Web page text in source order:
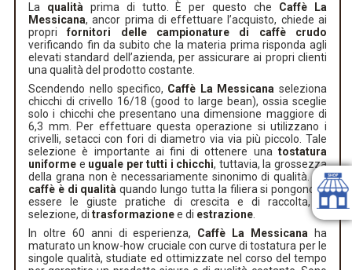
La qualitàprima di tutto. È per questo che Caffè La
Messicana, ancor prima di effettuare l’acquisto, chiede ai
proprifornitori delle campionature di caffè crudo
verificando fin da subito che la materia prima risponda agli
elevati standard dell’azienda, per assicurare ai propri clienti
una qualità del prodotto costante.
Scendendo nello specifico, Caffè La Messicana seleziona
chicchi di crivello 16/18 (good to large bean), ossia sceglie
solo i chicchi che presentano una dimensione maggiore di
6,3 mm. Per effettuare questa operazione si utilizzano i
crivelli, setacci con fori di diametro via via più piccolo. Tale
selezione è importante ai fini di ottenere una tostatura
uniforme e uguale per tutti i chicchi, tuttavia, la grossezza
della grana non è necessariamente sinonimo di qualità. Un
caffè è di qualità quando lungo tutta la filiera si pongono in
essere le giuste pratiche di crescita e di raccolta, di
selezione, ditrasformazionee di estrazione.
In oltre 60 anni di esperienza, Caffè La Messicana ha
maturato un know-how cruciale con curve di tostatura per le
singole qualità, studiate ed ottimizzate nel corso del tempo